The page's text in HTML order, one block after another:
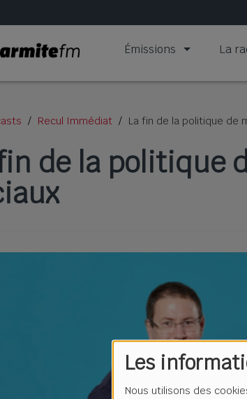
Les
Nous utilisons des
Émissions La
Recul Immédiat La fin de la politique de
de la politique